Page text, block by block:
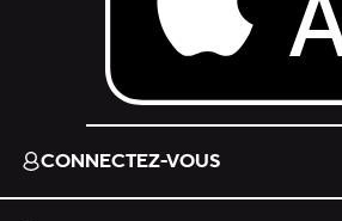
Download on the App Store.
CONNECTEZ-VOUS